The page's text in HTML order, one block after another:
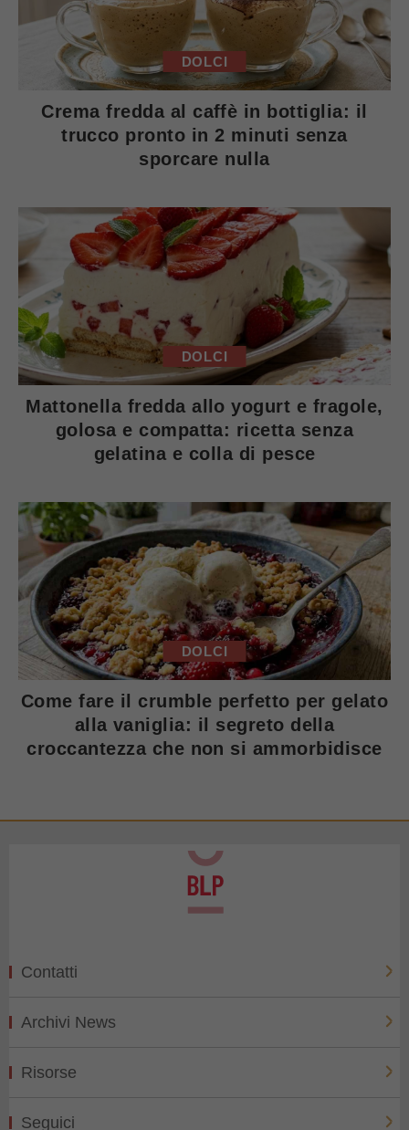
DOLCI
Crema fredda al caffè in bottiglia: il
trucco pronto in 2 minuti senza
sporcare nulla
DOLCI
Mattonella fredda allo yogurt e fragole,
golosa e compatta: ricetta senza
gelatina e colla di pesce
DOLCI
Come fare il crumble perfetto per gelato
alla vaniglia: il segreto della
croccantezza che non si ammorbidisce
Contatti
Archivi News
Risorse
Seguici